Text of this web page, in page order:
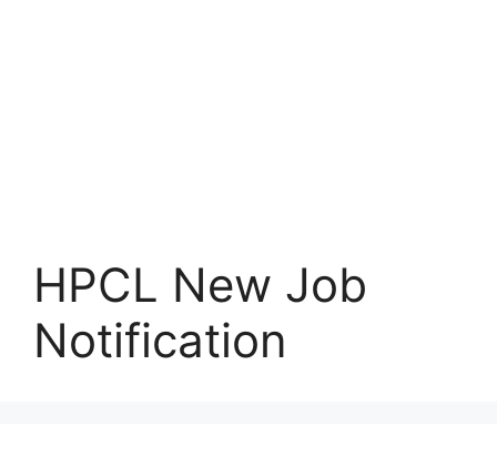
HPCL New Job
Notification